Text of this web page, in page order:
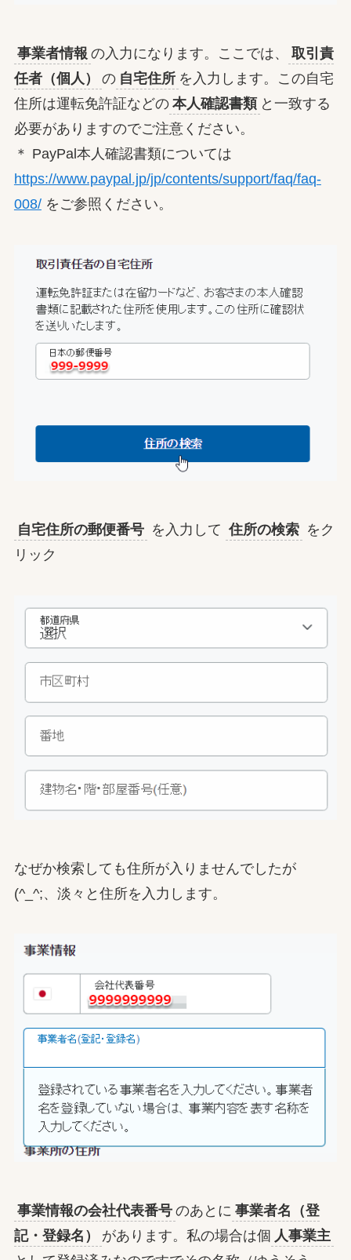
事業者情報 の入力になります。ここでは、
取引責
任者（個人）
の 自宅住所 を入力します。この自宅
住所は運転免許証などの 本人確認書類 と一致する
必要がありますのでご注意ください。
＊ PayPal本人確認書類については
https://www.paypal.jp/jp/contents/support/faq/faq-
008/をご参照ください。
自宅住所の郵便番号 を入力して 住所の検索 をク
リック
なぜか検索しても住所が入りませんでしたが
(^_^;、淡々と住所を入力します。
事業情報の会社代表番号 のあとに 事業者名（登
記・登録名）
があります。私の場合は個 人事業主